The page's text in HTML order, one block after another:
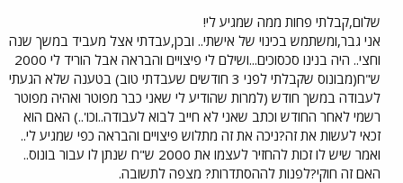
שלום,קבלתי פחות ממה שמגיע לי!
אני גבר,ומשתמש בכינוי של אישתי.. ובכן,עבדתי אצל מעביד במשך שנה
וחצי.. היה בנינו סכסוכים...ושילם לי פיצויים והבראה אבל הוריד לי 2000
ש"ח(מבונוס שקבלתי לפני 3 חודשים שעבדתי טוב) בטענה שלא הגעתי
לעבודה במשך חודש (למרות שהודיע לי שאני כבר מפוטר ואהיה מפוטר
רשמי לאחר החודש וכתב שאני לא חייב לבוא לעבודה..וכו'..) האם הוא
זכאי לעשות את זה?ניכה את זה מתלוש פיצויים והבראה כפי שמגיע לי..
ואמר שיש לו זכות להחזיר לעצמו את 2000 ש"ח שנתן לו עבור בונוס..
האם זה חוקי?לפנות לההסתדרות? מצפה לתשובה.